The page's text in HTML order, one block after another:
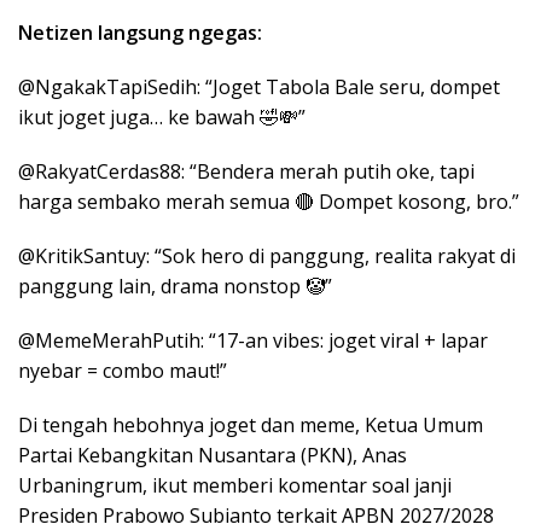
Netizen langsung ngegas:
@NgakakTapiSedih: “Joget Tabola Bale seru, dompet
ikut joget juga… ke bawah 🤣💸”
@RakyatCerdas88: “Bendera merah putih oke, tapi
harga sembako merah semua 🔴 Dompet kosong, bro.”
@KritikSantuy: “Sok hero di panggung, realita rakyat di
panggung lain, drama nonstop 🤡”
@MemeMerahPutih: “17-an vibes: joget viral + lapar
nyebar = combo maut!”
Di tengah hebohnya joget dan meme, Ketua Umum
Partai Kebangkitan Nusantara (PKN), Anas
Urbaningrum, ikut memberi komentar soal janji
Presiden Prabowo Subianto terkait APBN 2027/2028